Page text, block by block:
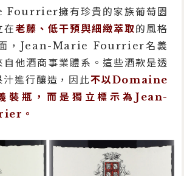
擁有珍貴的家族葡萄園
在老藤、低干預與細緻萃取的風格
面，Jean-Marie Fourrier名義
他酒商事業體系。這些酒款是透
進行釀造，因此不以Domaine
瓶，而是獨立標示為Jean-
。